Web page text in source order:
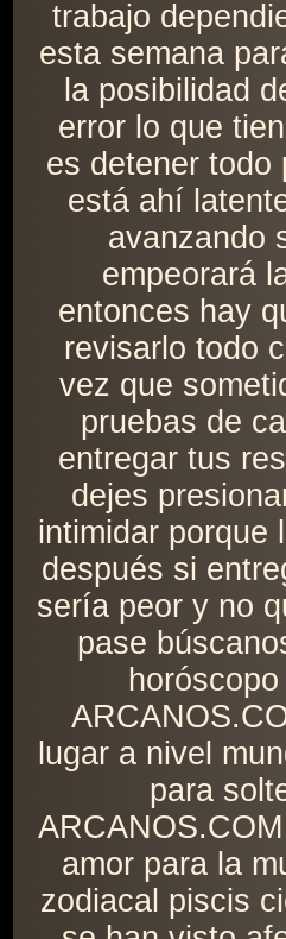
trabajo
esta semana
la posibilidad
error lo que
es detener todo
está ahí
avanzando
empeorará
entonces hay
revisarlo todo
vez que
pruebas de
entregar tus
dejes
intimidar porque
después si
sería peor y no
pase
lugar a nivel
para
amor para la
zodiacal piscis